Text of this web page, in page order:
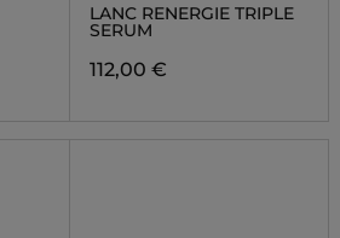
LANC RENERGIE TRIPLE
SERUM
112,00 €